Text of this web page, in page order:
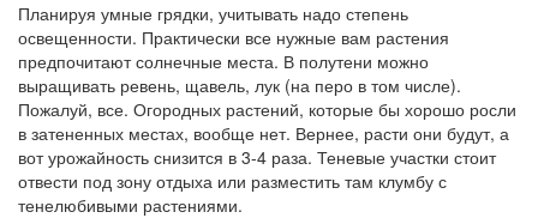
Планируя умные грядки, учитывать надо степень
освещенности. Практически все нужные вам растения
предпочитают солнечные места. В полутени можно
выращивать ревень, щавель, лук (на перо в том числе).
Пожалуй, все. Огородных растений, которые бы хорошо росли
в затененных местах, вообще нет. Вернее, расти они будут, а
вот урожайность снизится в 3-4 раза. Теневые участки стоит
отвести под зону отдыха или разместить там клумбу с
тенелюбивыми растениями.